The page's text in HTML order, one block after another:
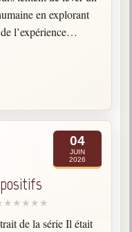
en explorant
l’expérience
cérébrale..
04
JUIN
2026
de la série Il était